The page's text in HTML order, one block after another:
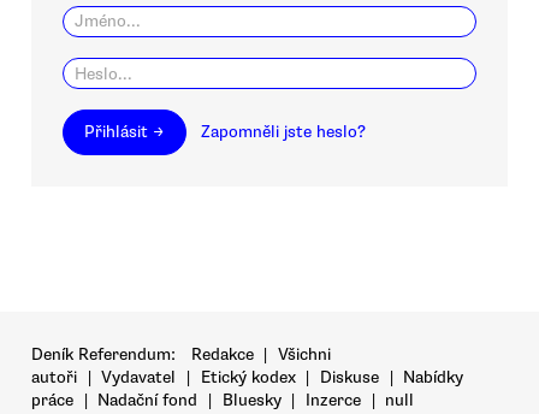
Přihlásit → Zapomněli jste heslo?
Deník Referendum: Redakce | Všichni
autoři | Vydavatel | Etický kodex | Diskuse | Nabídky
práce | Nadační fond | Bluesky | Inzerce | null